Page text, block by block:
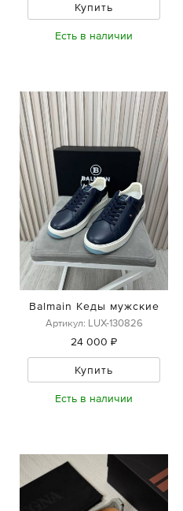
Купить
Есть в наличии
Balmain Кеды мужские
Артикул: LUX-130826
24 000 ₽
Купить
Есть в наличии